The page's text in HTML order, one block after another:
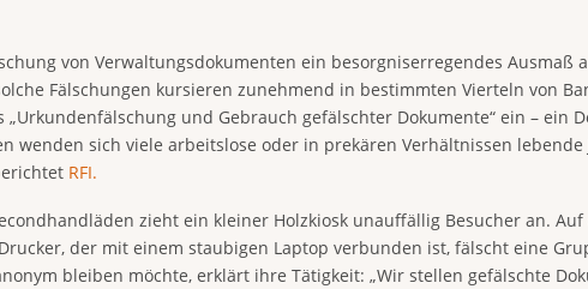
von Verwaltungsdokumenten ein besorgniserregendes Ausmaß
Fälschungen kursieren zunehmend in bestimmten Vierteln von
und Gebrauch gefälschter Dokumente“ ein – ein
wenden sich viele arbeitslose oder in prekären Verhältnissen
RFI.
zieht ein kleiner Holzkiosk unauffällig Besucher an.
der mit einem staubigen Laptop verbunden ist, fälscht eine
bleiben möchte, erklärt ihre Tätigkeit: „Wir stellen gefälschte